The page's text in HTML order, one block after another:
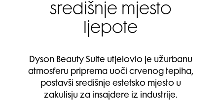
središnje mjesto
ljepote
Dyson Beauty Suite utjelovio je užurbanu
atmosferu priprema uoči crvenog tepiha,
postavši središnje estetsko mjesto u
zakulisju za insajdere iz industrije.